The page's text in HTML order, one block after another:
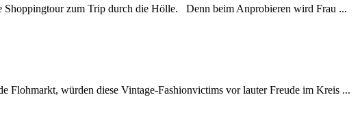
Shoppingtour zum Trip durch die Hölle. Denn beim Anprobieren wird Frau ...
Flohmarkt, würden diese Vintage-Fashionvictims vor lauter Freude im Kreis ...